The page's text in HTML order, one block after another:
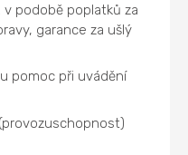
v podobě poplatků za
garance za ušlý
pomoc při uvádění